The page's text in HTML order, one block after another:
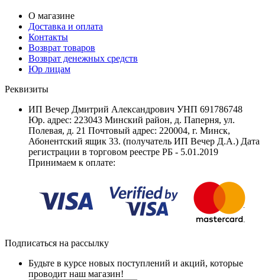
О магазине
Доставка и оплата
Контакты
Возврат товаров
Возврат денежных средств
Юр лицам
Реквизиты
ИП Вечер Дмитрий Александрович УНП 691786748
Юр. адрес: 223043 Минский район, д. Паперня, ул.
Полевая, д. 21 Почтовый адрес: 220004, г. Минск,
Абонентский ящик 33. (получатель ИП Вечер Д.А.) Дата
регистрации в торговом реестре РБ - 5.01.2019
Принимаем к оплате:
Подписаться на рассылку
Будьте в курсе новых поступлений и акций, которые
проводит наш магазин!